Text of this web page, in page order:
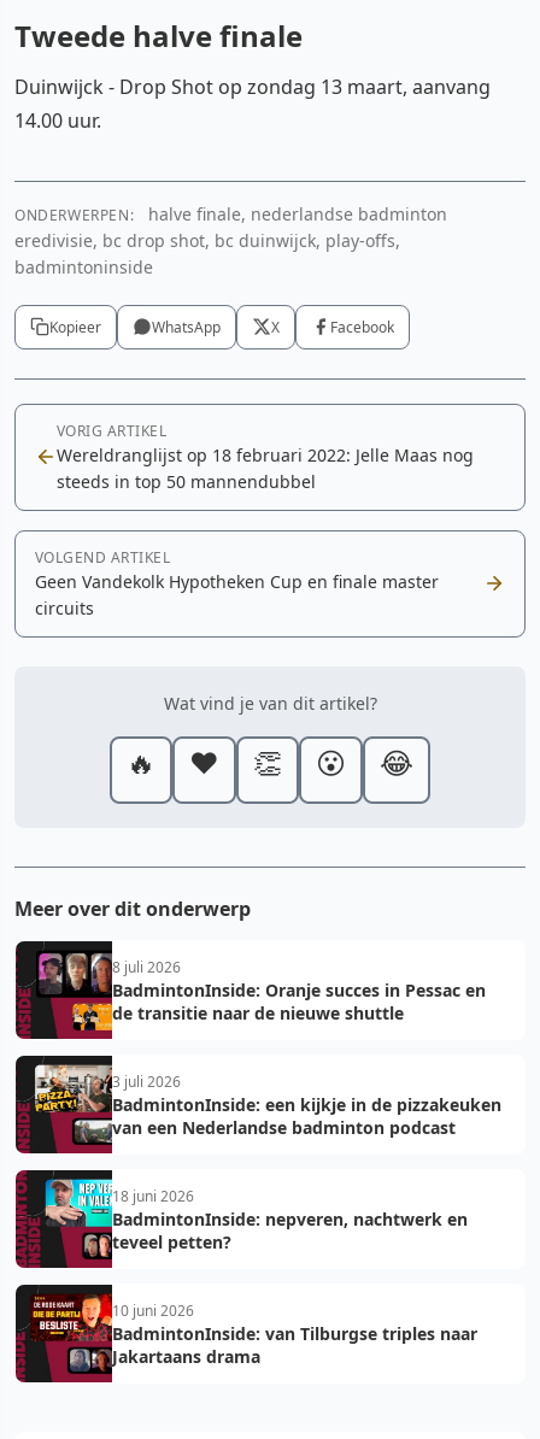
Tweede halve finale
Duinwijck - Drop Shot op zondag 13 maart, aanvang
14.00 uur.
ONDERWERPEN:
halve finale, nederlandse badminton
eredivisie, bc drop shot, bc duinwijck, play-offs,
badmintoninside
Kopieer WhatsApp X Facebook
VORIG ARTIKEL
Wereldranglijst op 18 februari 2022: Jelle Maas nog
steeds in top 50 mannendubbel
VOLGEND ARTIKEL
Geen Vandekolk Hypotheken Cup en finale master
circuits
Wat vind je van dit artikel?
🔥 ❤️ 👏 😮 😂
Meer over dit onderwerp
8 juli 2026
BadmintonInside: Oranje succes in Pessac en
de transitie naar de nieuwe shuttle
3 juli 2026
BadmintonInside: een kijkje in de pizzakeuken
van een Nederlandse badminton podcast
18 juni 2026
BadmintonInside: nepveren, nachtwerk en
teveel petten?
10 juni 2026
BadmintonInside: van Tilburgse triples naar
Jakartaans drama